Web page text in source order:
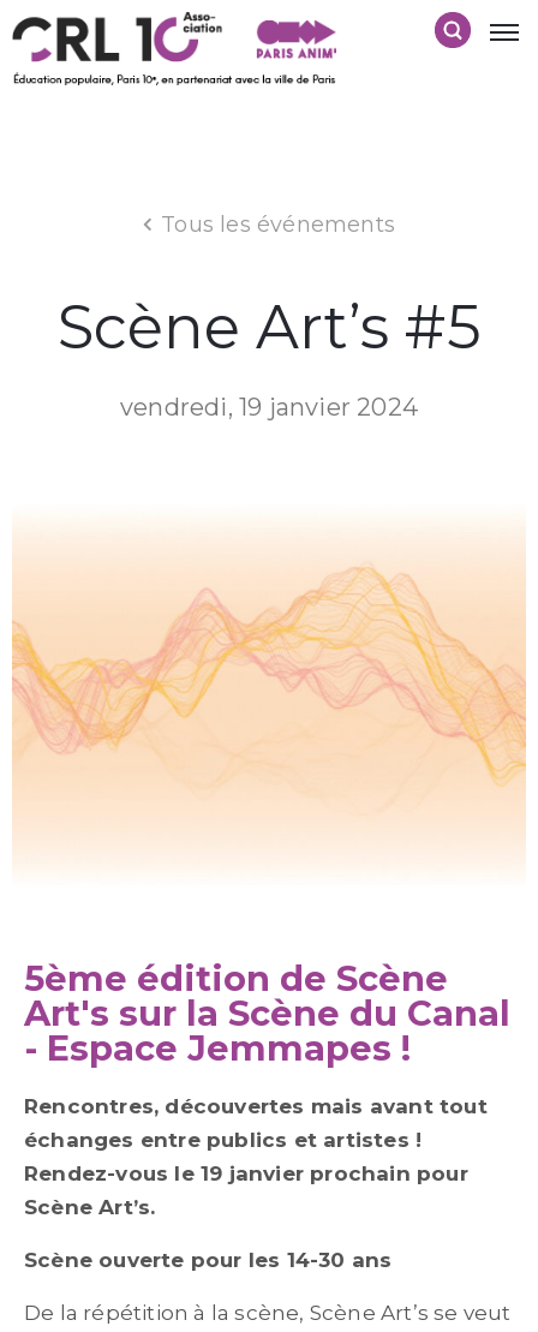
Tous les événements
Scène Art’s #5
vendredi, 19 janvier 2024
5ème édition de Scène
Art's sur la Scène du Canal
- Espace Jemmapes !
Rencontres, découvertes mais avant tout
échanges entre publics et artistes !
Rendez-vous le 19 janvier prochain pour
Scène Art’s.
Scène ouverte pour les 14-30 ans
De la répétition à la scène, Scène Art’s se veut